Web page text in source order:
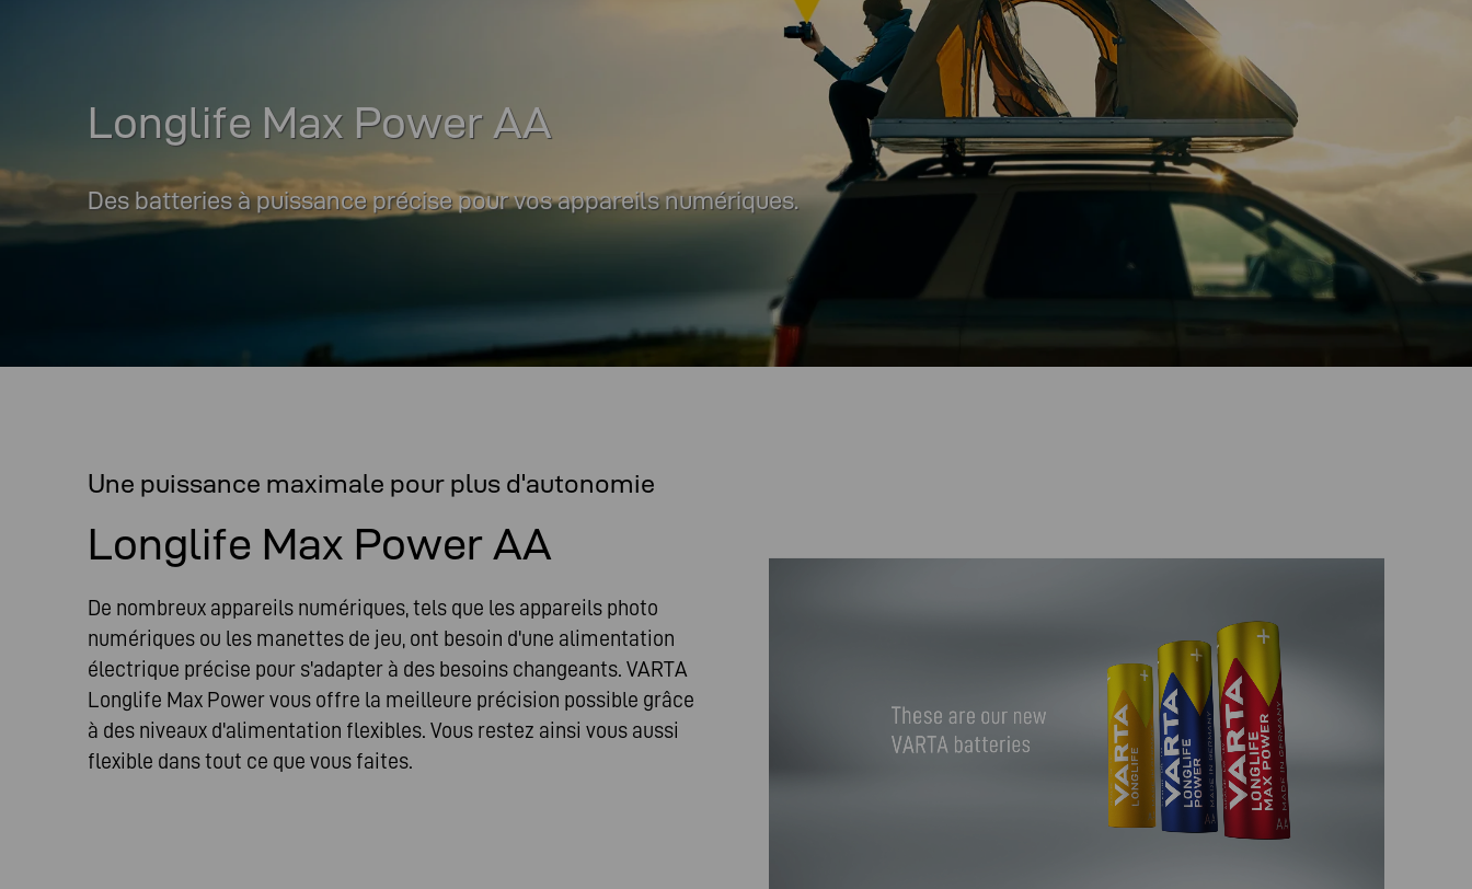
Longlife Max Power AA
Des batteries à puissance précise pour vos appareils numériques.
Une puissance maximale pour plus d'autonomie
Longlife Max Power AA
De nombreux appareils numériques, tels que les appareils photo
numériques ou les manettes de jeu, ont besoin d'une alimentation
électrique précise pour s'adapter à des besoins changeants. VARTA
Longlife Max Power vous offre la meilleure précision possible grâce
à des niveaux d'alimentation flexibles. Vous restez ainsi vous aussi
flexible dans tout ce que vous faites.